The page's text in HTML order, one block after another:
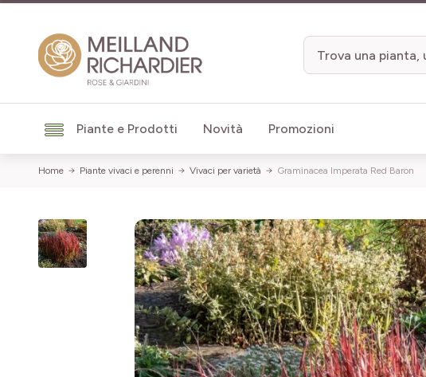
Piante e Prodotti Novità Promozioni
Home Piante vivaci e perenni Vivaci per varietà Graminacea Imperata Red Baron